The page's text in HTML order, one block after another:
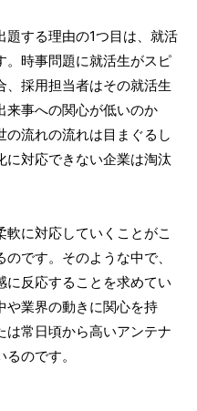
する理由の1つ目は、就活
。時事問題に就活生がスピ
、採用担当者はその就活生
来事への関心が低いのか
の流れの流れは目まぐるし
に対応できない企業は淘汰
に対応していくことがこ
です。そのような中で、
に反応することを求めてい
や業界の動きに関心を持
は常日頃から高いアンテナ
のです。